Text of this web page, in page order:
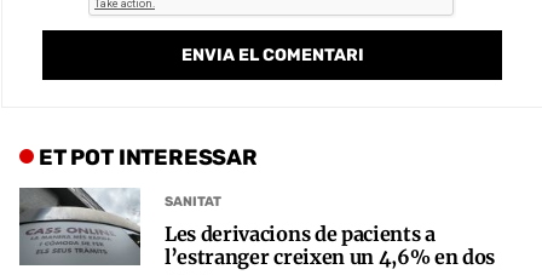
ET POT INTERESSAR
SANITAT
Les derivacions de pacients a
l’estranger creixen un 4,6% en dos